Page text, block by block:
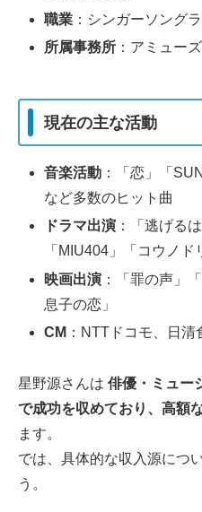
職業 ：シンガーソング
所属事務所 ：アミューズ
現在の主な活動
音楽活動 ：「恋」「
など多数のヒット曲
ドラマ出演 ：「逃げる
「MIU404」「コウノド
映画出演 ：「罪の声」
息子の恋」
CM ：NTTドコモ、日
星野源さんは 俳優・ミュー
で成功を収めており、高額
ます。
では、具体的な収入源につ
う。